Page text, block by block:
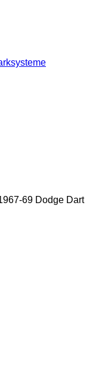
69 Dodge Dart